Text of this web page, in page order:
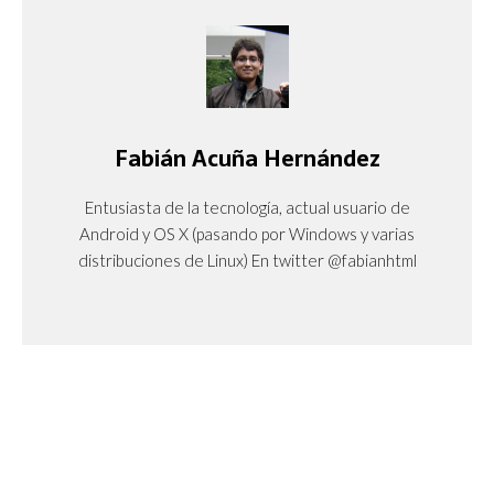
Fabián Acuña Hernández
Entusiasta de la tecnología, actual usuario de
Android y OS X (pasando por Windows y varias
distribuciones de Linux) En twitter @fabianhtml